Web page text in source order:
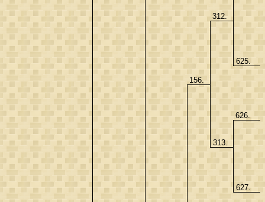
156.
312.
625.
313.
626.
627.